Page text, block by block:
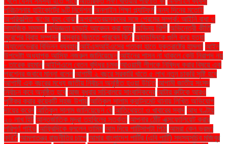
পরিচালনায় হাইকোর্টের ৯টি নির্দেশনা অনলাইন শিক্ষা প্ল্যাটফর্ম অন্য দিনের মতোই
অপরিকল্পিত ঋণের বৃহৎ বোঝা অপ্রাপ্তবয়স্কদের সঙ্গে প্রেমের সম্পর্ক: আইনি বাধা ও
সামাজিক সমস্যা অভিজ্ঞতা ছাড়াই আবেদন করা যাবে অভিনয় শিল্পী অভিনেত্রী কীর্তি
সুরেশের বিবাহ সম্পন্ন অস্কার জিততে পারবেন কি? অ্যাডমিনকে গুলি করে হত্যা
অ্যালোভেরার বিভিন্ন ব্যবহার আইএসআইএসের পতাকা হাতে যুক্তরাষ্ট্রে হামলা! আইন
উপদেষ্টা অধ্যাপক আসিফ নজরুল জানিয়েছেন আইনের শাসন না থাকলে কেউ নিরাপদ নয়
- তারেক রহমান আইপিএলে বেতন বৃদ্ধির চমক আওয়ামী লীগকে নিষিদ্ধ করার বিষয়ে এক
প্রশ্নের জবাবে মান্না বলেন আগামী ২ বছরে সরকারি খাতে ৫ লাখ নতুন চাকরি সৃষ্টি হবে
আগামী এক বছরের মধ্যে জাতীয় নির্বাচন অনুষ্ঠিত হওয়া উচিত আগামী জাতীয় সংসদ
নির্বাচন কবে অনুষ্ঠিত হবে আজ বুধবার সচিবালয়ে সাংবাদিকদের আটার রুটিকে আরও
পুষ্টিকর করার কয়েকটি সহজ উপায় আতিকুল সালাম ক্যান্টনমেন্ট থানায় লিখিত অভিযোগ
দায়ের করেন আতিকুল সালাম জানিয়েছেন যে আতিথেয়তা ও খাবারের স্বাদ আধ ঘণ্টায়
২০ লাখ হিট আন্তর্জাতিক মুদ্রা তহবিলের সতর্কতা আপনার ঠোঁট এক্সফোলিয়েট করার
পরিপূর্ণ গাইড আফ্রিদিকে বললেন তামিম আম দিয়ে পাটিসাপটা পিঠা আমরা কেন ভ্রমণ
করি? আমলাতন্ত্র রাজনীতির চাপে আমার বাংলাদেশ পার্টির (এবি পার্টি) সদস্যসচিব মজিবুর